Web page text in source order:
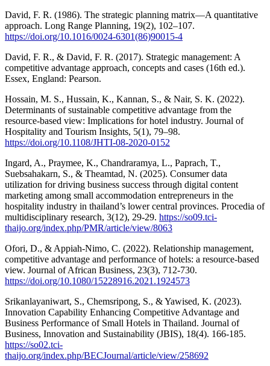
David, F. R. (1986). The strategic planning matrix—A quantitative
approach. Long Range Planning, 19(2), 102–107.
https://doi.org/10.1016/0024-6301(86)90015-4
David, F. R., & David, F. R. (2017). Strategic management: A
competitive advantage approach, concepts and cases (16th ed.).
Essex, England: Pearson.
Hossain, M. S., Hussain, K., Kannan, S., & Nair, S. K. (2022).
Determinants of sustainable competitive advantage from the
resource-based view: Implications for hotel industry. Journal of
Hospitality and Tourism Insights, 5(1), 79–98.
https://doi.org/10.1108/JHTI-08-2020-0152
Ingard, A., Praymee, K., Chandraramya, L., Paprach, T.,
Suebsahakarn, S., & Theamtad, N. (2025). Consumer data
utilization for driving business success through digital content
marketing among small accommodation entrepreneurs in the
hospitality industry in thailand’s lower central provinces. Procedia of
multidisciplinary research, 3(12), 29-29. https://so09.tci-
thaijo.org/index.php/PMR/article/view/8063
Ofori, D., & Appiah-Nimo, C. (2022). Relationship management,
competitive advantage and performance of hotels: a resource-based
view. Journal of African Business, 23(3), 712-730.
https://doi.org/10.1080/15228916.2021.1924573
Srikanlayaniwart, S., Chemsripong, S., & Yawised, K. (2023).
Innovation Capability Enhancing Competitive Advantage and
Business Performance of Small Hotels in Thailand. Journal of
Business, Innovation and Sustainability (JBIS), 18(4). 166-185.
https://so02.tci-
thaijo.org/index.php/BECJournal/article/view/258692